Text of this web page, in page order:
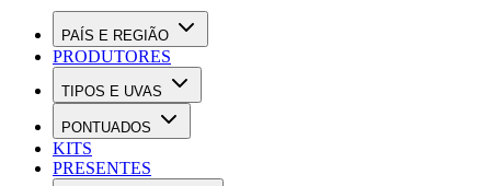
PAÍS E REGIÃO
PRODUTORES
TIPOS E UVAS
PONTUADOS
KITS
PRESENTES